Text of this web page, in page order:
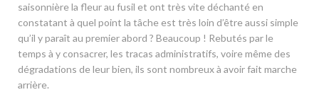
saisonnière la fleur au fusil et ont très vite déchanté en
constatant à quel point la tâche est très loin d’être aussi simple
qu’il y paraît au premier abord ? Beaucoup ! Rebutés par le
temps à y consacrer, les tracas administratifs, voire même des
dégradations de leur bien, ils sont nombreux à avoir fait marche
arrière.